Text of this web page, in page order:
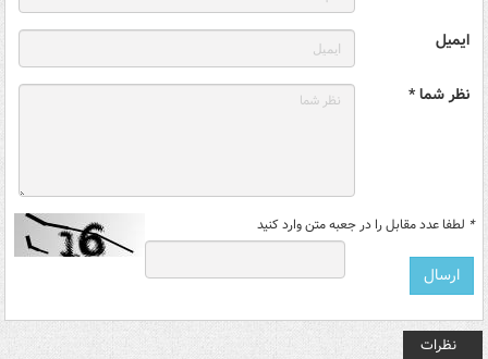
ایمیل
نظر شما *
* لطفا عدد مقابل را در جعبه متن وارد کنید
نظرات